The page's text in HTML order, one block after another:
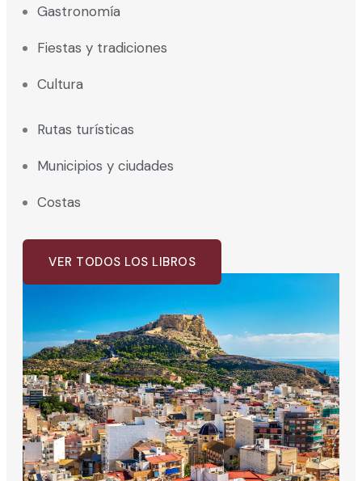
Gastronomía
Fiestas y tradiciones
Cultura
Rutas turísticas
Municipios y ciudades
Costas
VER TODOS LOS LIBROS